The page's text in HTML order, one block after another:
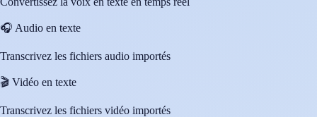
🎧 Audio en texte
Transcrivez les fichiers audio importés
🎬 Vidéo en texte
Transcrivez les fichiers vidéo importés